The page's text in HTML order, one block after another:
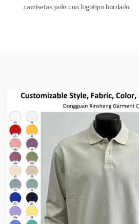
camisetas polo con logotipo bordado